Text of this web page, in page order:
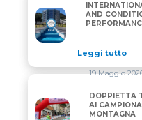
INTERNATIONAL
AND
Leggi tutto
DOPPIETTA
19 Maggio
DOPPIETTA
AI
MONTAGNA